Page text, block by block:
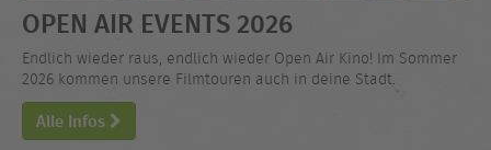
OPEN AIR EVENTS 2026
Endlich wieder raus, endlich wieder Open Air Kino! Im Sommer
2026 kommen unsere Filmtouren auch in deine Stadt.
Alle Infos